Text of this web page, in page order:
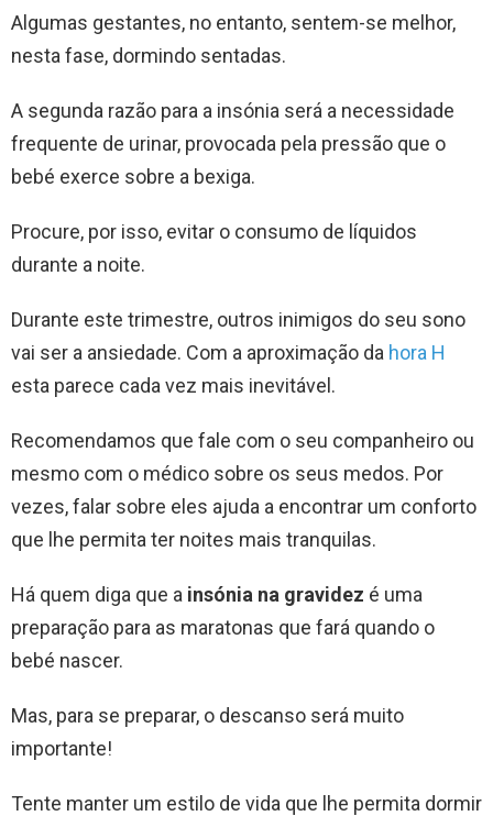
Algumas gestantes, no entanto, sentem-se melhor,
nesta fase, dormindo sentadas.
A segunda razão para a insónia será a necessidade
frequente de urinar, provocada pela pressão que o
bebé exerce sobre a bexiga.
Procure, por isso, evitar o consumo de líquidos
durante a noite.
Durante este trimestre, outros inimigos do seu sono
vai ser a ansiedade. Com a aproximação da hora H
esta parece cada vez mais inevitável.
Recomendamos que fale com o seu companheiro ou
mesmo com o médico sobre os seus medos. Por
vezes, falar sobre eles ajuda a encontrar um conforto
que lhe permita ter noites mais tranquilas.
Há quem diga que a insónia na gravidez é uma
preparação para as maratonas que fará quando o
bebé nascer.
Mas, para se preparar, o descanso será muito
importante!
Tente manter um estilo de vida que lhe permita dormir